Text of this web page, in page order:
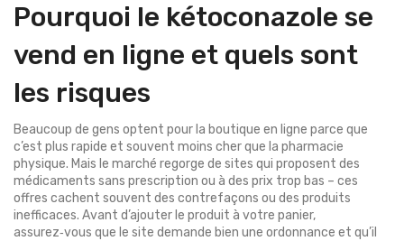
Pourquoi le kétoconazole se
vend en ligne et quels sont
les risques
Beaucoup de gens optent pour la boutique en ligne parce que
c’est plus rapide et souvent moins cher que la pharmacie
physique. Mais le marché regorge de sites qui proposent des
médicaments sans prescription ou à des prix trop bas – ces
offres cachent souvent des contrefaçons ou des produits
inefficaces. Avant d’ajouter le produit à votre panier,
assurez‑vous que le site demande bien une ordonnance et qu’il